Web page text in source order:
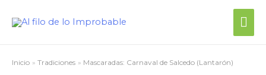
Inicio Tradiciones Mascaradas: Carnaval de Salcedo (Lantarón)